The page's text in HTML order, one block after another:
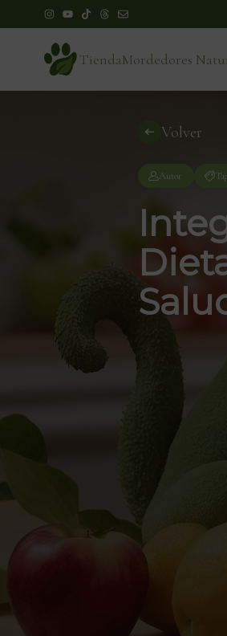
TiendaMordedores
Volver
Autor